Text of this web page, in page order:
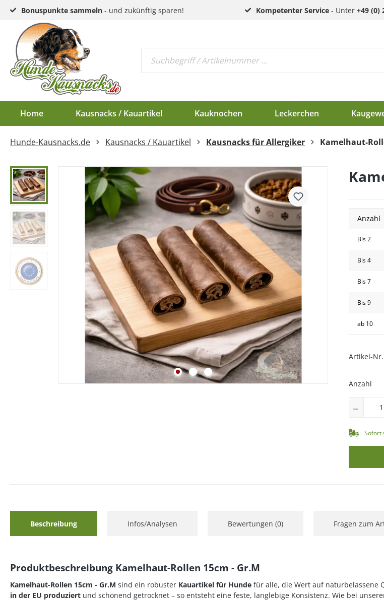
Bonuspunkte sammeln - und zukünftig sparen! Kompetenter Service- Unter +49 (0)
Home Kausnacks / Kauartikel Kauknochen Leckerchen
Schlund & Dörrfleisch
Kopfhaut & Haut
Sehnen
Ziemer
Ohren
Strossen
Fleisch
Lunge
Pansen & Lunge
Leber & Herz
Schwanz & Ochsenschwanz
Nasen
Maul & Lefzen
Knochen & Beine
Kauknochen EU-Ware
Kauknochen Standard
Endloswürstchen
Mini-Würstchen
Kaugeweihe Half
Dam-Schäufle
Hirschgeweih-Rosetten
Hunde-Kausnacks.de Kausnacks / Kauartikel Kausnacks für Allergiker Kamelhaut-
Anzahl
Bis2
Bis4
Bis7
Bis9
ab 10
Artikel-
Anzahl
Sofort
Beschreibung Infos/Analysen Bewertungen (0) Fragen zum
Produktbeschreibung Kamelhaut-Rollen 15cm - Gr.M
Kamelhaut-Rollen 15cm - Gr.M sind ein robuster Kauartikel für Hunde für alle, die Wert auf naturbelassene
in der EU produziert und schonend getrocknet – so entsteht eine feste, langlebige Konsistenz. Wie bei